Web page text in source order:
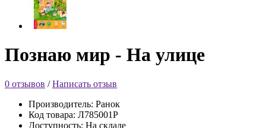
Познаю мир - На улице
0 отзывов /Написать отзыв
Производитель: Ранок
Код товара: Л785001Р
Доступность: На складе